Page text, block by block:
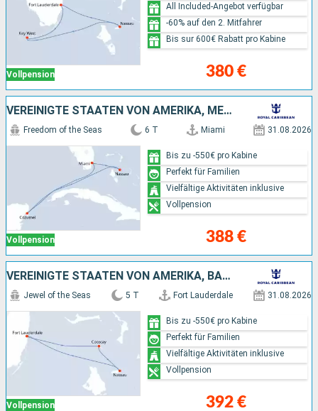
Vollpension 380 €
All Included-Angebot verfügbar
-60% auf den 2. Mitfahrer
Bis sur 600€ Rabatt pro Kabine
VEREINIGTE STAATEN VON AMERIKA, MEXIKO, BAHAMAS
Vollpension
Freedom of the Seas 6 T Miami 31.08.2026
388 €
Bis zu -550€ pro Kabine
Perfekt für Familien
Vielfältige Aktivitäten inklusive
Vollpension
VEREINIGTE STAATEN VON AMERIKA, BAHAMAS
Vollpension
Jewel of the Seas 5 T Fort Lauderdale 31.08.2026
392 €
Bis zu -550€ pro Kabine
Perfekt für Familien
Vielfältige Aktivitäten inklusive
Vollpension